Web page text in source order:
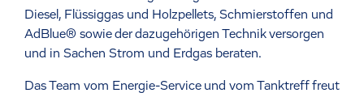
Diesel, Flüssiggas und Holzpellets, Schmierstoffen und
AdBlue® sowie der dazugehörigen Technik versorgen
und in Sachen Strom und Erdgas beraten.
Das Team vom Energie-Service und vom Tanktreff freut